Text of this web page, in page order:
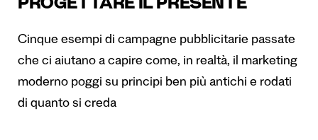
PROGETTARE IL PRESENTE
Cinque esempi di campagne pubblicitarie passate
che ci aiutano a capire come, in realtà, il marketing
moderno poggi su principi ben più antichi e rodati
di quanto si creda